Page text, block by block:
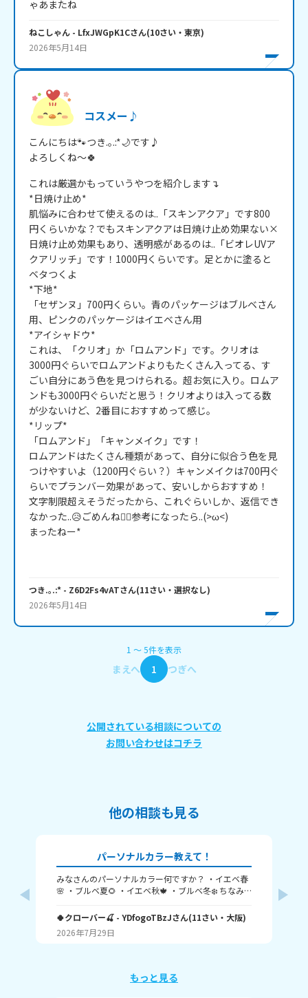
ゃあまたね
ねこしゃん - LfxJWGpK1Cさん(10さい・ 東京)
2026年5月14日
コスメー♪
こんにちは🐾つき.｡.:*🌙です♪
よろしくね～🍀
これは厳選かもっていうやつを紹介します↴
*日焼け止め*
肌悩みに合わせて使えるのは..「スキンアクア」です800
円くらいかな？でもスキンアクアは日焼け止め効果ない×
日焼け止め効果もあり、透明感があるのは..「ビオレUVア
クアリッチ」です！1000円くらいです。足とかに塗ると
ベタつくよ
*下地*
「セザンヌ」700円くらい。青のパッケージはブルベさん
用、ピンクのパッケージはイエベさん用
*アイシャドウ*
これは、「クリオ」か「ロムアンド」です。クリオは
3000円ぐらいでロムアンドよりもたくさん入ってる、す
ごい自分にあう色を見つけられる。超お気に入り。ロムア
ンドも3000円ぐらいだと思う！クリオよりは入ってる数
が少ないけど、2番目におすすめって感じ。
*リップ*
「ロムアンド」「キャンメイク」です！
ロムアンドはたくさん種類があって、自分に似合う色を見
つけやすいよ（1200円ぐらい？）キャンメイクは700円ぐ
らいでプランバー効果があって、安いしからおすすめ！
文字制限超えそうだったから、これぐらいしか、返信でき
なかった..😥ごめんね🙇‍♀️参考になったら..(>ω<)
まったねー*
つき.｡.:* - Z6D2Fs4vATさん(11さい・ 選択なし)
2026年5月14日
1 〜5件を表示
まえへ 1 つぎへ
公開されている相談についての
お問い合わせはコチラ
他の相談も見る
パーソナルカラー教えて！
みなさんのパーソナルカラー何ですか？ ・イエベ春
🌸 ・ブルベ夏🌻 ・イエベ秋🍁 ・ブルベ冬❄️ ちなみ
の回答待ってます🥺 バイバイ✌️
🍀クローバー🍒 - YDfogoTBzJさん(11さい・ 大阪)
2026年7月29日
もっと見る